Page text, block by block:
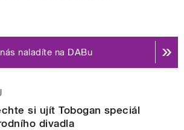
naladíte na DABu
si ujít Tobogan speciál
divadla